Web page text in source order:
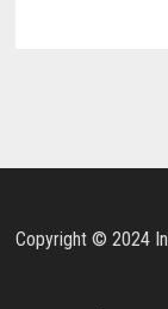
Copyright © 2024